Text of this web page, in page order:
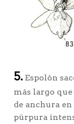
5.Espolón
más largo
de anchura
púrpura